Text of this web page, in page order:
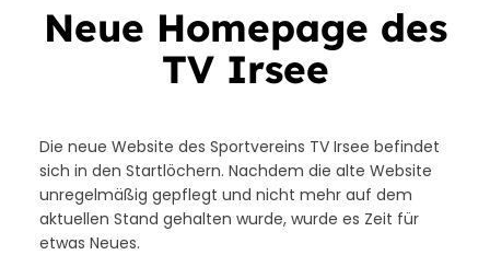
Neue Homepage des
TV Irsee
Die neue Website des Sportvereins TV Irsee befindet
sich in den Startlöchern. Nachdem die alte Website
unregelmäßig gepflegt und nicht mehr auf dem
aktuellen Stand gehalten wurde, wurde es Zeit für
etwas Neues.